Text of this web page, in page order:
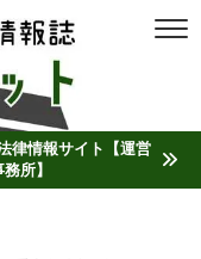
律情報サイト【運営
所】